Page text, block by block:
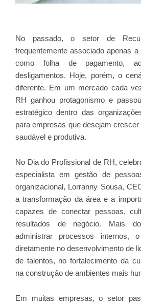
No passado, o setor de
frequentemente associado apenas
como folha de pagamento,
desligamentos. Hoje, porém, o
diferente. Em um mercado cada
RH ganhou protagonismo e
estratégico dentro das
para empresas que desejam
saudável e produtiva.
No Dia do Profissional de RH,
especialista em gestão de
organizacional, Lorranny Sousa,
a transformação da área e a
capazes de conectar pessoas,
resultados de negócio. Mais
administrar processos internos,
diretamente no desenvolvimento de
de talentos, no fortalecimento da
na construção de ambientes mais
Em muitas empresas, o setor